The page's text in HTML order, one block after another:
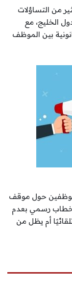
من التساؤلات
الخليج، مع
بين الموظف
حول موقف
خطاب رسمي بعدم
أم يظل من